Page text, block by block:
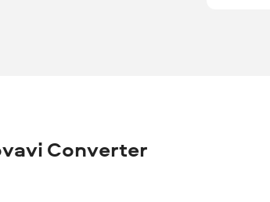
Converter